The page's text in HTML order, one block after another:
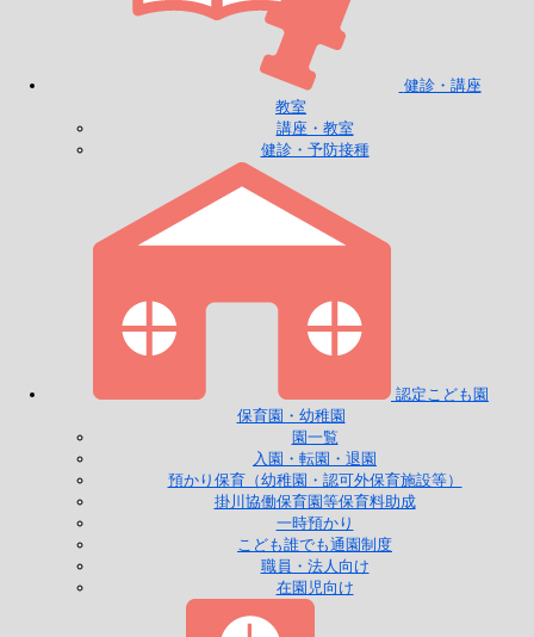
健診・講座
教室
講座・教室
健診・予防接種
認定こども園
保育園・幼稚園
園一覧
入園・転園・退園
預かり保育（幼稚園・認可外保育施設等）
掛川協働保育園等保育料助成
一時預かり
こども誰でも通園制度
職員・法人向け
在園児向け